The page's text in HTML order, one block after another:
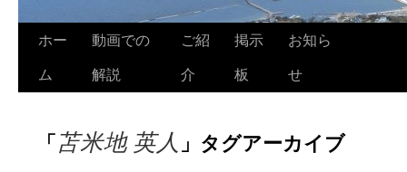
ホー
ム
動画での
解説
ご紹
介
掲示
板
お知ら
せ
「苫米地 英人 」タグアーカイブ